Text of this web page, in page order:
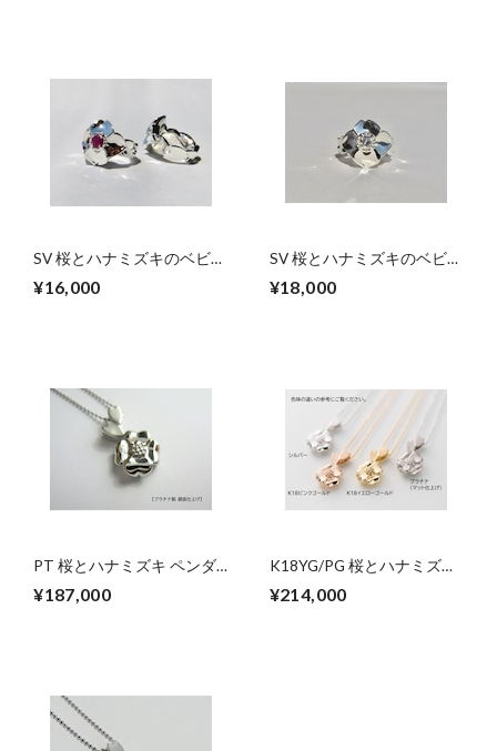
SV 桜とハナミズキのベビー
リング（3.7.9月）
¥16,000
SV 桜とハナミズキのベビー
リング（4・5月）
¥18,000
PT 桜とハナミズキ ペンダ
¥187,000
K18YG/PG 桜とハナミズキ
¥214,000